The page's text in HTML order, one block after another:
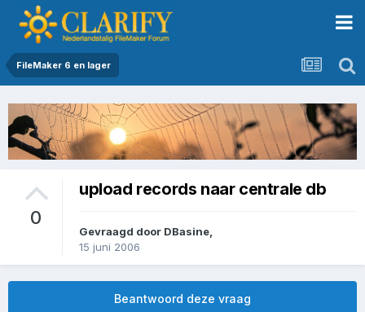
FileMaker 6 en lager
0
upload records naar centrale db
Gevraagd door DBasine
15 juni 2006
Beantwoord deze vraag